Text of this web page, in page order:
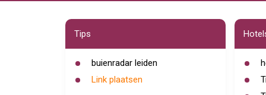
Tips
buienradar leiden
Link plaatsen